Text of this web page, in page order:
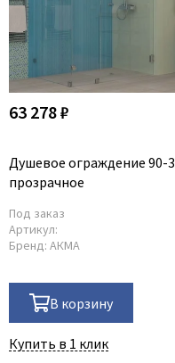
63 278 ₽
Душевое ограждение 90-3
прозрачное
Под заказ
Артикул:
Бренд: АКМА
В корзину
Купить в 1 клик